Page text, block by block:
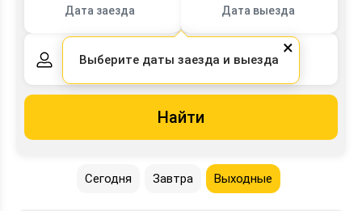
Дата заезда Дата выезда
2 взрослых,0 детей
Найти
Сегодня Завтра Выходные
×
Выберите даты заезда и выезда